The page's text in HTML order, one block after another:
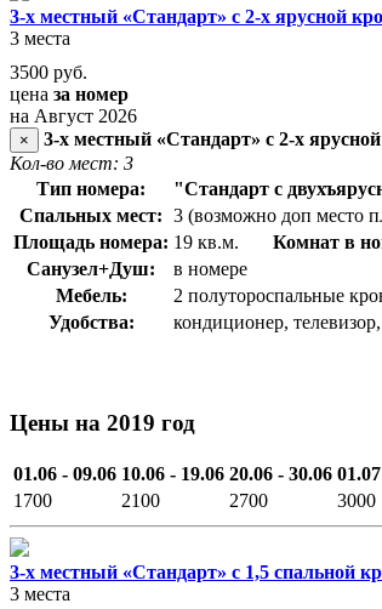
3-х местный «Стандарт» с 2-х ярусной
3 места
3500 руб.
цена за номер
на Август 2026
×
3-х местный «Стандарт» с 2-х
Кол-во мест: 3
Тип номера:
"Стандарт с
Спальных мест: 3 (возможно доп место
Площадь номера: 19 кв.м. Комнат в
Санузел+Душ:
в номере
Мебель:
2 полутороспальные
Удобства:
кондиционер,
Цены на 2019 год
01.06 - 09.06 10.06 - 19.06 20.06 - 30.06
1700
2100 2700 3000
3-х местный «Стандарт» с 1,5 спальной
3 места